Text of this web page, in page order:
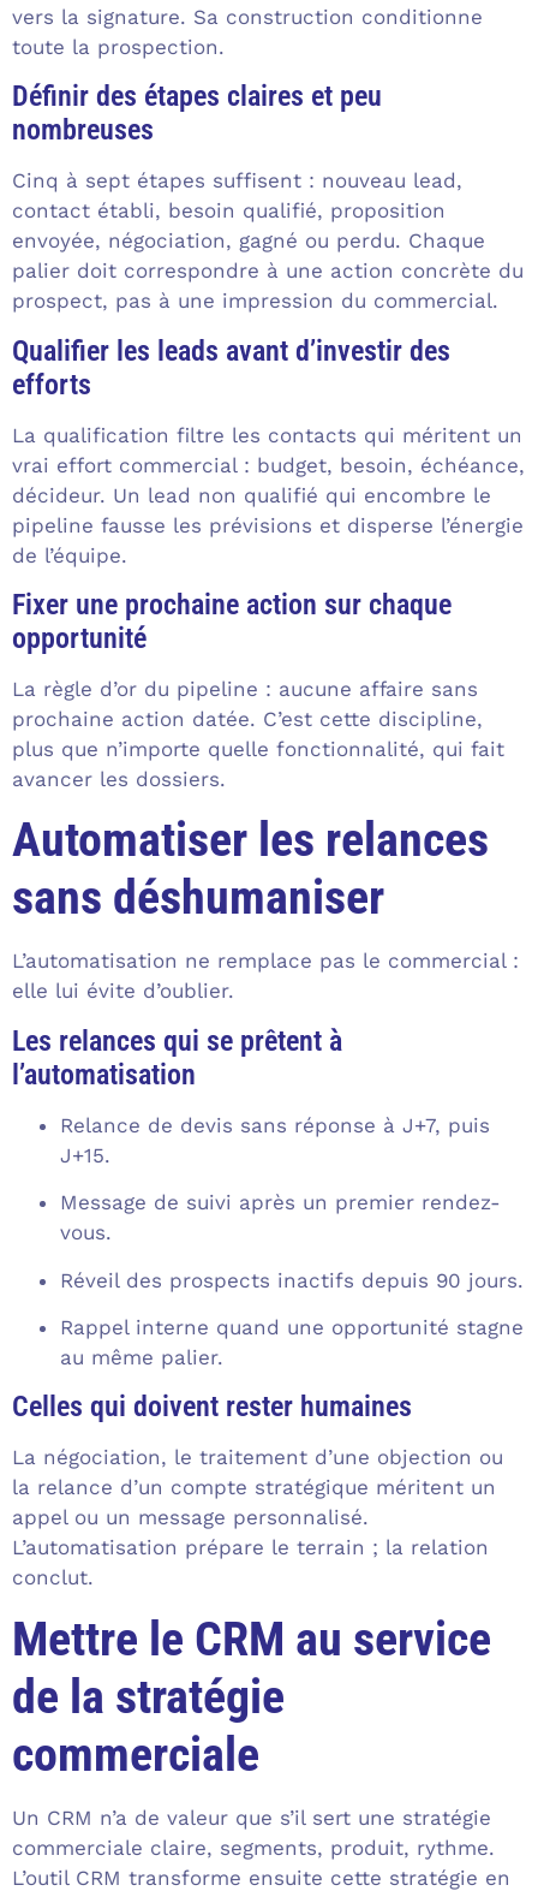
vers la signature. Sa construction conditionne
toute la prospection.
Définir des étapes claires et peu
nombreuses
Cinq à sept étapes suffisent : nouveau lead,
contact établi, besoin qualifié, proposition
envoyée, négociation, gagné ou perdu. Chaque
palier doit correspondre à une action concrète du
prospect, pas à une impression du commercial.
Qualifier les leads avant d’investir des
efforts
La qualification filtre les contacts qui méritent un
vrai effort commercial : budget, besoin, échéance,
décideur. Un lead non qualifié qui encombre le
pipeline fausse les prévisions et disperse l’énergie
de l’équipe.
Fixer une prochaine action sur chaque
opportunité
La règle d’or du pipeline : aucune affaire sans
prochaine action datée. C’est cette discipline,
plus que n’importe quelle fonctionnalité, qui fait
avancer les dossiers.
Automatiser les relances
sans déshumaniser
L’automatisation ne remplace pas le commercial :
elle lui évite d’oublier.
Les relances qui se prêtent à
l’automatisation
Relance de devis sans réponse à J+7, puis
J+15.
Message de suivi après un premier rendez-
vous.
Réveil des prospects inactifs depuis 90 jours.
Rappel interne quand une opportunité stagne
au même palier.
Celles qui doivent rester humaines
La négociation, le traitement d’une objection ou
la relance d’un compte stratégique méritent un
appel ou un message personnalisé.
L’automatisation prépare le terrain ; la relation
conclut.
Mettre le CRM au service
de la stratégie
commerciale
Un CRM n’a de valeur que s’il sert une stratégie
commerciale claire, segments, produit, rythme.
L’outil CRM transforme ensuite cette stratégie en